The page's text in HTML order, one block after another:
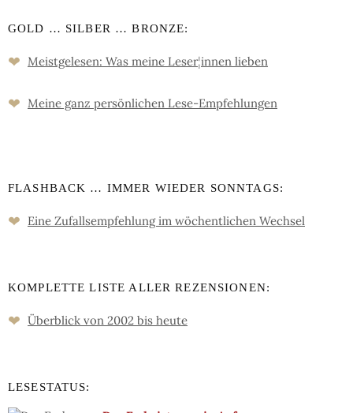
GOLD … SILBER … BRONZE:
❤ Meistgelesen: Was meine Leser¦innen lieben
❤ Meine ganz persön­lichen Lese-Empfeh­lungen
FLASHBACK … IMMER WIEDER SONNTAGS:
❤ Eine Zufalls­empfehlung im wöchent­lichen Wechsel
KOMPLETTE LISTE ALLER REZENSIONEN:
❤ Überblick von 2002 bis heute
LESESTATUS: